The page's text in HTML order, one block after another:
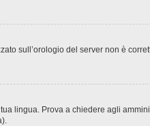
sull’orologio del server non è
lingua. Prova a chiedere agli